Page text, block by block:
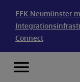
FEK Neumünster
Connect
Skip to content
Menu